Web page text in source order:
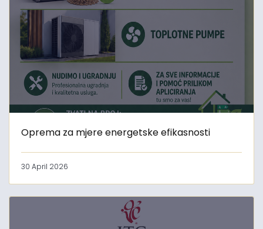
Oprema za mjere energetske efikasnosti
30 April 2026